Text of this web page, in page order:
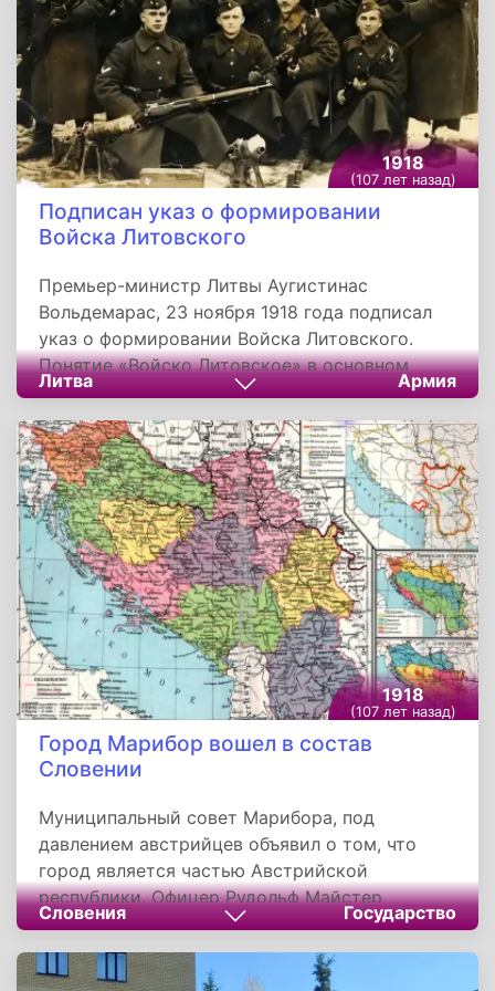
спортсмены Германии, Кубы и Канады.
1918
(107 лет назад)
Подписан указ о формировании
Войска Литовского
Премьер-министр Литвы Аугистинас
Вольдемарас, 23 ноября 1918 года подписал
указ о формировании Войска Литовского.
Понятие «Войско Литовское» в основном
применяется в отношении вооруженных сил
Литовской республики, существовавшей в
1918-1940 годах, до ее вхождения в состав
Советского Союза. Войско Литовское
состояло из девяти пехотных полков, четырех
артиллерийских полков и трех
кавалерийских. Кроме того, в состав Войска
Литовского входили военно-воздушные силы
и военный флот.
Литва Армия
1918
(107 лет назад)
Город Марибор вошел в состав
Словении
Муниципальный совет Марибора, под
давлением австрийцев объявил о том, что
город является частью Австрийской
республики. Офицер Рудольф Майстер
отказался подчиниться этому приказу.
Действуя от имени Государства словенцев,
хорватов и сербов, он сформировал
Словения Государство